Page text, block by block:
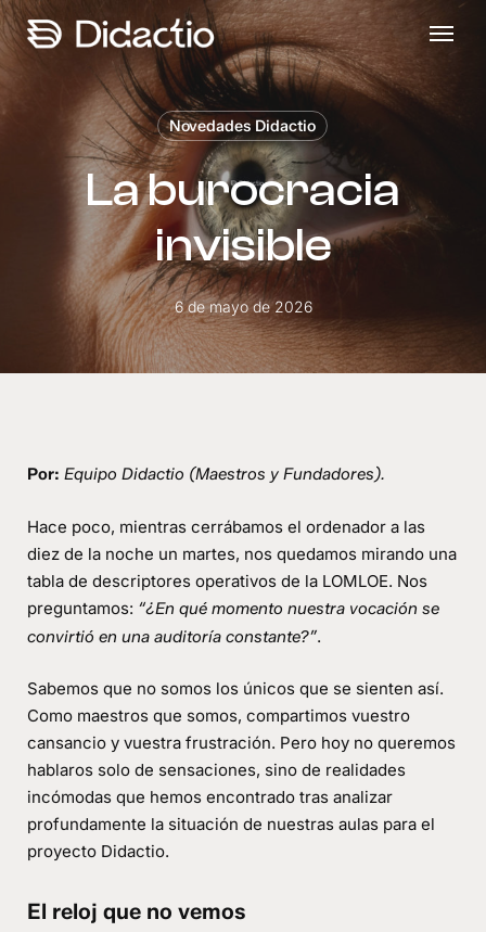
Skip
to
content
Menu
Novedades Didactio
La burocracia
invisible
6 de mayo de 2026
Por:Equipo Didactio (Maestros y Fundadores).
Hace poco, mientras cerrábamos el ordenador a las
diez de la noche un martes, nos quedamos mirando una
tabla de descriptores operativos de la LOMLOE. Nos
preguntamos: “¿En qué momento nuestra vocación se
convirtió enuna auditoría constante?”.
Sabemos que no somos los únicos que se sienten así.
Como maestros que somos, compartimos vuestro
cansancio y vuestra frustración. Pero hoy no queremos
hablaros solo de sensaciones, sino de realidades
incómodas que hemos encontrado tras analizar
profundamente la situación de nuestras aulas para el
proyecto Didactio.
El reloj que no vemos